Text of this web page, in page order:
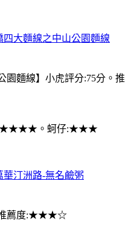
四大麵線之中山公園麵線
園麵線】小虎評分:75分。推
:★★★★。蚵仔:★★★
華汀洲路-無名鹼粥
推薦度:★★★☆